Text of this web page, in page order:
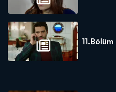
11.Bölüm